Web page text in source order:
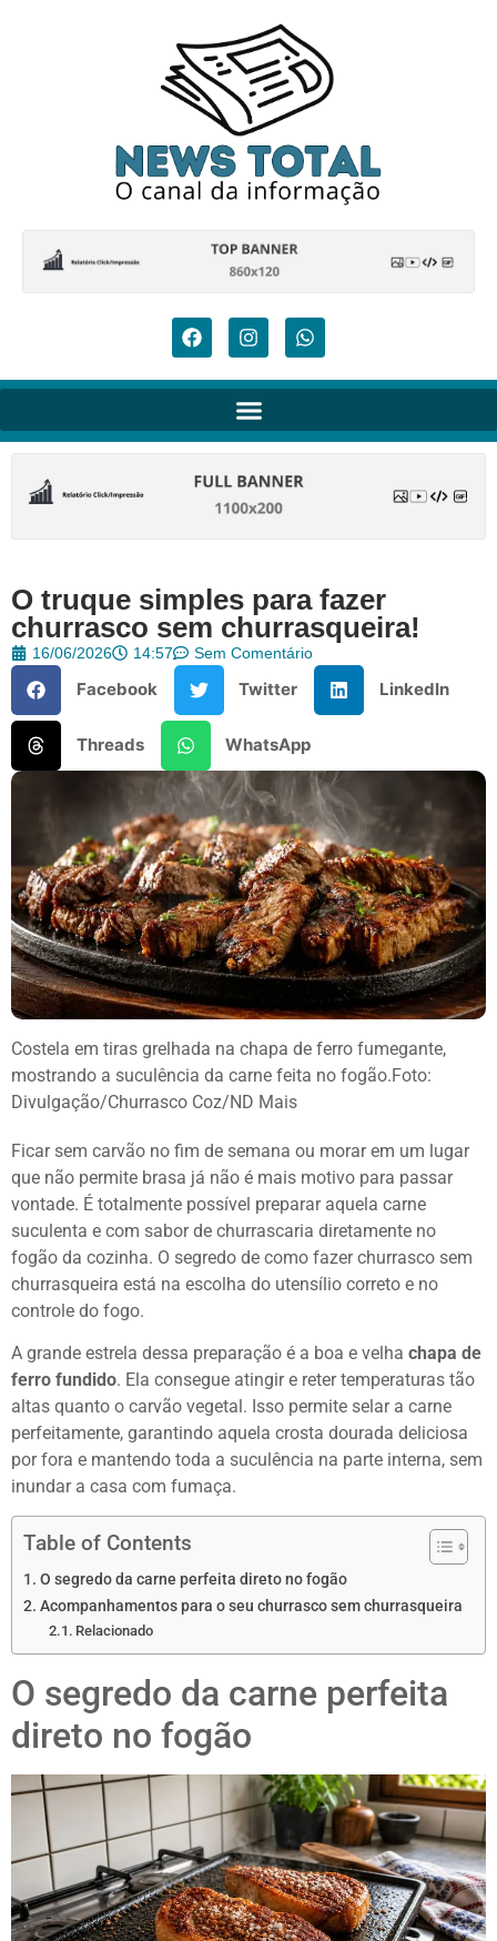
O truque simples para fazer
churrasco sem churrasqueira!
16/06/2026 14:57 Sem Comentário
Facebook Twitter LinkedIn
Threads WhatsApp
Costela em tiras grelhada na chapa de ferro fumegante,
mostrando a suculência da carne feita no fogão.Foto:
Divulgação/Churrasco Coz/ND Mais
Ficar sem carvão no fim de semana ou morar em um lugar
que não permite brasa já não é mais motivo para passar
vontade. É totalmente possível preparar aquela carne
suculenta e com sabor de churrascaria diretamente no
fogão da cozinha. O segredo de como fazer churrasco sem
churrasqueira está na escolha do utensílio correto e no
controle do fogo.
A grande estrela dessa preparação é a boa e velha chapa de
ferro fundido. Ela consegue atingir e reter temperaturas tão
altas quanto o carvão vegetal. Isso permite selar a carne
perfeitamente, garantindo aquela crosta dourada deliciosa
por fora e mantendo toda a suculência na parte interna, sem
inundar a casa com fumaça.
Table of Contents
O segredo da carne perfeita direto no fogão
Acompanhamentos para o seu churrasco sem churrasqueira
Relacionado
O segredo da carne perfeita
direto no fogão